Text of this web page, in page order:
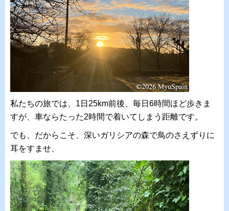
私たちの旅では、1日25km前後、毎日6時間ほど歩きま
すが、車ならたった2時間で着いてしまう距離です。
でも、だからこそ、深いガリシアの森で鳥のさえずりに
耳をすませ、